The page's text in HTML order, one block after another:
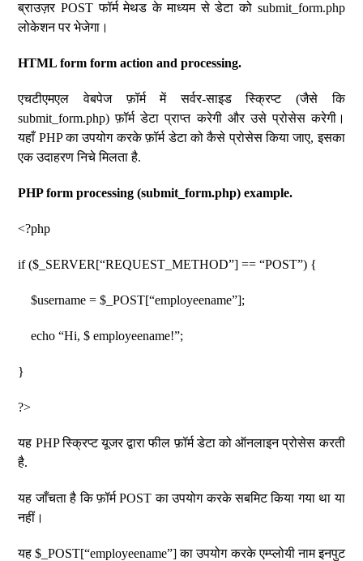
ब्राउज़र POST फॉर्म मेथड के माध्यम से डेटा को submit_form.php
लोकेशन पर भेजेगा।
HTML form form action and processing.
एचटीएमएल वेबपेज फ़ॉर्म में सर्वर-साइड स्क्रिप्ट (जैसे कि
submit_form.php) फ़ॉर्म डेटा प्राप्त करेगी और उसे प्रोसेस करेगी।
यहाँ PHP का उपयोग करके फ़ॉर्म डेटा को कैसे प्रोसेस किया जाए, इसका
एक उदाहरण निचे मिलता है.
PHP form processing (submit_form.php) example.
<?php
if ($_SERVER[“REQUEST_METHOD”] == “POST”) {
$username = $_POST[“employeename”];
echo “Hi, $ employeename!”;
}
?>
यह PHP स्क्रिप्ट यूजर द्वारा फील फ़ॉर्म डेटा को ऑनलाइन प्रोसेस करती
है.
यह जाँचता है कि फ़ॉर्म POST का उपयोग करके सबमिट किया गया था या
नहीं।
यह $_POST[“employeename”] का उपयोग करके एम्प्लोयी नाम इनपुट